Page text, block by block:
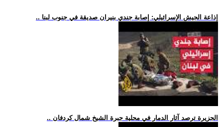
.. إذاعة الجيش الإسرائيلي: إصابة جندي بنيران صديقة في جنوب لبنا
.. الجزيرة ترصد آثار الدمار في محلية جبرة الشيخ شمال كردفان